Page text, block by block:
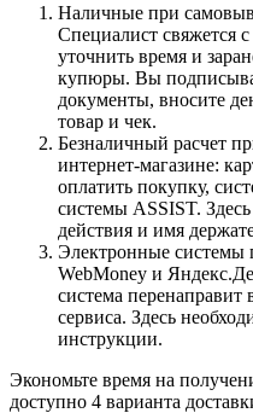
Наличные при
Специалист свяжется
уточнить время и
купюры. Вы
документы, вносите
товар и чек.
Безналичный расчет
интернет-магазине:
оплатить покупку,
системы ASSIST.
действия и имя
Электронные системы
WebMoney и
система перенаправит
сервиса. Здесь
инструкции.
Экономьте время на
доступно 4 варианта